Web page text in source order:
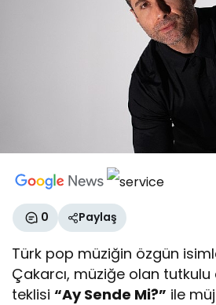
0 Paylaş
Türk pop müziğin özgün
Çakarcı, müziğe olan
teklisi“Ay Sende Mi?” ile